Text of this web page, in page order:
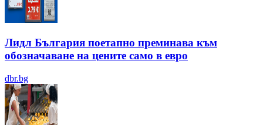
Лидл България поетапно преминава към
обозначаване на цените само в евро
dbr.bg